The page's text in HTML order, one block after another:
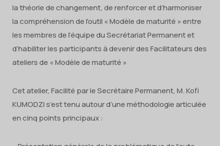
la théorie de changement, de renforcer et d’harmoniser
la compréhension de l’outil « Modèle de maturité » entre
les membres de l’équipe du Secrétariat Permanent et
d’habiliter les participants à devenir des Facilitateurs des
ateliers de « Modèle de maturité »
Cet atelier, Facilité par le Secrétaire Permanent, M. Kofi
KUMODZI s’est tenu autour d’une méthodologie articulée
en cinq points principaux :